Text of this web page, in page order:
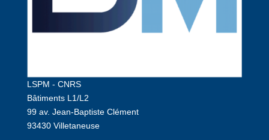
LSPM - CNRS
Bâtiments L1/L2
99 av. Jean-Baptiste Clément
93430 Villetaneuse